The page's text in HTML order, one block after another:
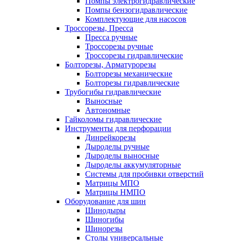
Помпы бензогидравлические
Комплектующие для насосов
Троссорезы, Пресса
Пресса ручные
Троссорезы ручные
Троссорезы гидравлические
Болторезы, Арматурорезы
Болторезы механические
Болторезы гидравлические
Трубогибы гидравлические
Выносные
Автономные
Гайколомы гидравлические
Инструменты для перфорации
Динрейкорезы
Дыроделы ручные
Дыроделы выносные
Дыроделы аккумуляторные
Системы для пробивки отверстий
Матрицы МПО
Матрицы НМПО
Оборудование для шин
Шинодыры
Шиногибы
Шинорезы
Столы универсальные